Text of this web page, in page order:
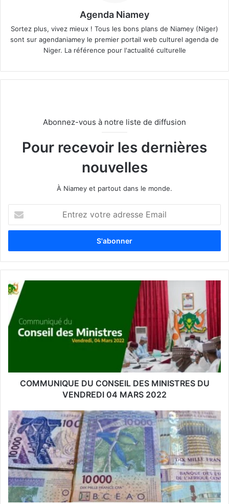
Agenda Niamey
Sortez plus, vivez mieux ! Tous les bons plans de Niamey (Niger)
sont sur agendaniamey le premier portail web culturel agenda de
Niger. La référence pour l'actualité culturelle
Abonnez-vous à notre liste de diffusion
Pour recevoir les dernières
nouvelles
À Niamey et partout dans le monde.
t
e
z
o
t
e
a
a
i
l
COMMUNIQUE DU CONSEIL DES MINISTRES DU
VENDREDI 04 MARS 2022